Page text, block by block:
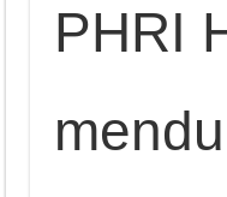
PHRI